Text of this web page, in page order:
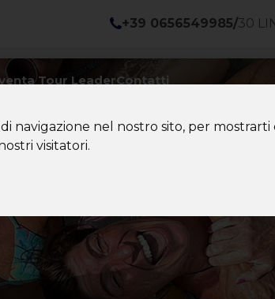
navigazione nel nostro sito, per
visitatori.
+39 0656549985/30
Tour LeaderContatti